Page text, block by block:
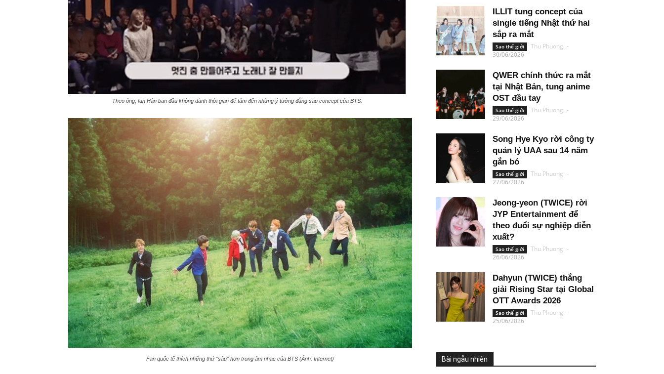
Theo ông, fan Hàn ban đầu không dành thời gian để tâm đến những ý tưởng đằng sau concept của BTS.
Fan quốc tế thích những thứ “sâu” hơn trong âm nhạc của BTS (Ảnh: Internet)
ILLIT tung concept của
single tiếng Nhật thứ hai
sắp ra mắt
Sao thế giới Thu Phuong -
30/06/2026
QWER chính thức ra mắt
tại Nhật Bản, tung anime
OST đầu tay
Sao thế giới Thu Phuong -
29/06/2026
Song Hye Kyo rời công ty
quản lý UAA sau 14 năm
gắn bó
Sao thế giới Thu Phuong -
27/06/2026
Jeong-yeon (TWICE) rời
JYP Entertainment để
theo đuổi sự nghiệp diễn
xuất?
Sao thế giới Thu Phuong -
26/06/2026
Dahyun (TWICE) thắng
giải Rising Star tại Global
OTT Awards 2026
Sao thế giới Thu Phuong -
25/06/2026
Bài ngẫu nhiên